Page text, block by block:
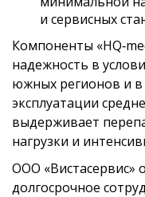
и сервисных
Компоненты
надежность в
южных регионов и в
эксплуатации
выдерживает
нагрузки и
ООО «Вистасервис»
долгосрочное